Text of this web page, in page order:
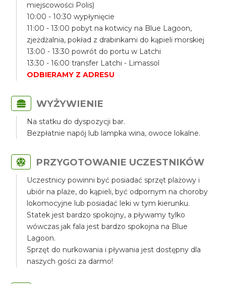
miejscowości Polis)
10:00 - 10:30 wypłynięcie
11:00 - 13:00 pobyt na kotwicy na Blue Lagoon,
zjeżdżalnia, pokład z drabinkami do kąpieli morskiej
13:00 - 13:30 powrót do portu w Latchi
13:30 - 16:00 transfer Latchi - Limassol
ODBIERAMY Z ADRESU
WYŻYWIENIE
Na statku do dyspozycji bar.
Bezpłatnie napój lub lampka wina, owoce lokalne.
PRZYGOTOWANIE UCZESTNIKÓW
Uczestnicy powinni być posiadać sprzęt plażowy i
ubiór na plaże, do kąpieli, być odpornym na choroby
lokomocyjne lub posiadać leki w tym kierunku.
Statek jest bardzo spokojny, a pływamy tylko
wówczas jak fala jest bardzo spokojna na Blue
Lagoon.
Sprzęt do nurkowania i pływania jest dostępny dla
naszych gości za darmo!